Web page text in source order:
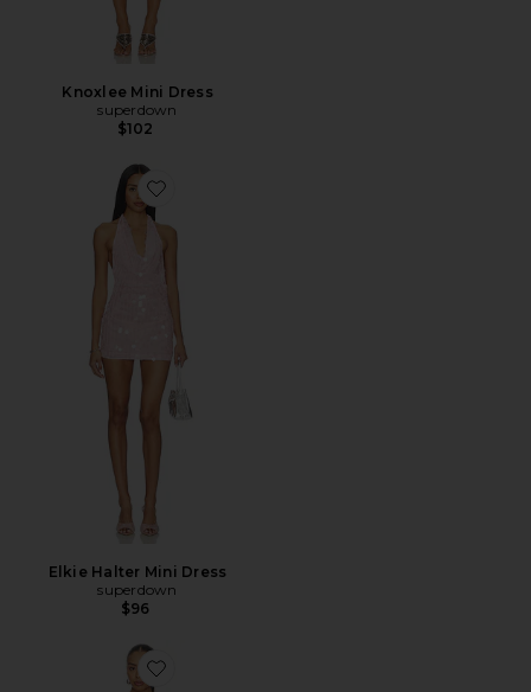
Knoxlee Mini Dress
superdown
$102
Favorite Elkie Halter Mini Dress
Elkie Halter Mini Dress
superdown
$96
Favorite Blue Gown in Misha Ash